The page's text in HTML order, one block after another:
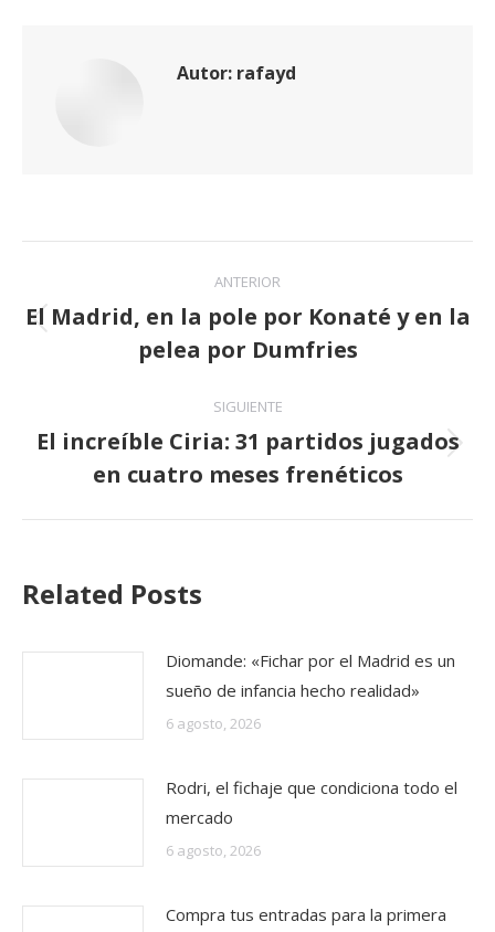
Autor: rafayd
Navegación
entre
publicaciones
ANTERIOR
Publicación
anterior:
El Madrid, en la pole por Konaté y en la
pelea por Dumfries
SIGUIENTE
Publicación
siguiente:
El increíble Ciria: 31 partidos jugados
en cuatro meses frenéticos
Related Posts
Diomande: «Fichar por el Madrid es un
sueño de infancia hecho realidad»
6 agosto, 2026
Rodri, el fichaje que condiciona todo el
mercado
6 agosto, 2026
Compra tus entradas para la primera